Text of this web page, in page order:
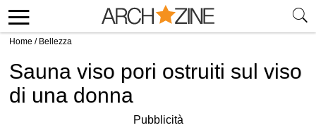
Home / Bellezza
Sauna viso pori ostruiti sul viso
di una donna
Pubblicità